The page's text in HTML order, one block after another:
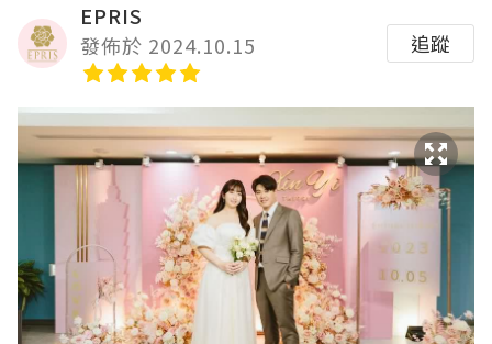
EPRIS
發佈於 2024.10.15
追蹤